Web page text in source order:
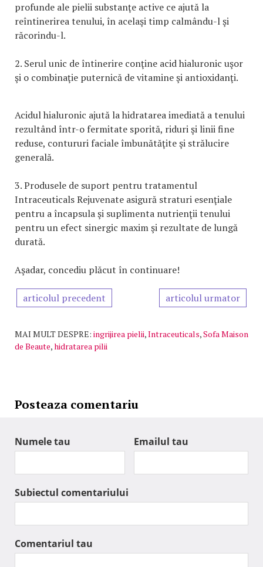
profunde ale pielii substanţe active ce ajută la
reîntinerirea tenului, în acelaşi timp calmându-l şi
răcorindu-l.
2. Serul unic de întinerire conţine acid hialuronic uşor
şi o combinaţie puternică de vitamine şi antioxidanţi.
Acidul hialuronic ajută la hidratarea imediată a tenului
rezultând într-o fermitate sporită, riduri şi linii fine
reduse, contururi faciale îmbunătăţite şi strălucire
generală.
3. Produsele de suport pentru tratamentul
Intraceuticals Rejuvenate asigură straturi esenţiale
pentru a încapsula şi suplimenta nutrienţii tenului
pentru un efect sinergic maxim şi rezultate de lungă
durată.
Aşadar, concediu plăcut în continuare!
articolul precedent articolul urmator
MAI MULT DESPRE: ingrijirea pielii,Intraceuticals,Sofa Maison
de Beaute,hidratarea pilii
Posteaza comentariu
Numele tau Emailul tau
Subiectul comentariului
Comentariul tau